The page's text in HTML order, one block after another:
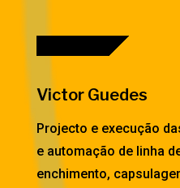
Victor Guedes
Projecto e execução
e automação de linha
enchimento,